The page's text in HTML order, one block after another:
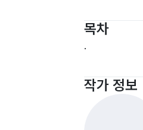
목차
.
작가 정보